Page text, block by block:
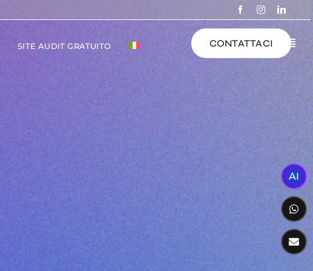
SITE AUDIT GRATUITO CONTATTACI
AI